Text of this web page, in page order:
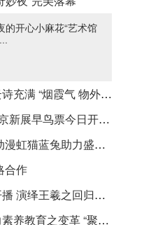
的开心小麻花“艺术馆
“烟霞气 物外情···
鸟票今日开启，秋···
猫蓝兔助力盛典！
合作
王羲之回归古装体···
育之变革 “聚光少···